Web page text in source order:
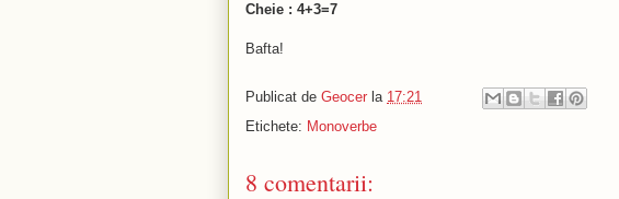
Cheie : 4+3=7
Bafta!
Publicat de Geocer la 17:21
Etichete: Monoverbe
8 comentarii: